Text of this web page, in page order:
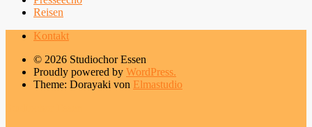
Reisen
Kontakt
© 2026 Studiochor Essen
Proudly powered by WordPress.
Theme: Dorayaki von Elmastudio